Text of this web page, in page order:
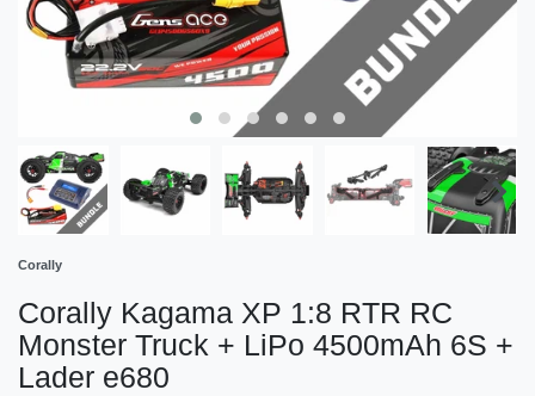
Corally
Corally Kagama XP 1:8 RTR RC
Monster Truck + LiPo 4500mAh 6S +
Lader e680